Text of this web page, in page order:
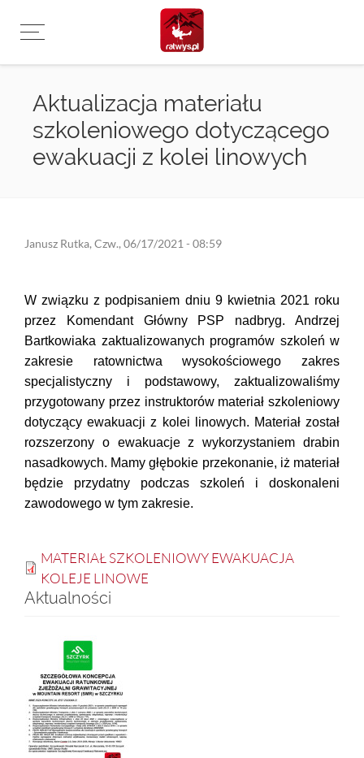
Aktualizacja materiału
szkoleniowego dotyczącego
ewakuacji z kolei linowych
Janusz Rutka, Czw., 06/17/2021 - 08:59
W związku z podpisaniem dniu 9 kwietnia 2021 roku
przez Komendant Główny PSP nadbryg. Andrzej
Bartkowiaka zaktualizowanych programów szkoleń w
zakresie ratownictwa wysokościowego zakres
specjalistyczny i podstawowy, zaktualizowaliśmy
przygotowany przez instruktorów materiał szkoleniowy
dotyczący ewakuacji z kolei linowych. Materiał został
rozszerzony o ewakuacje z wykorzystaniem drabin
nasadkowych. Mamy głębokie przekonanie, iż materiał
będzie przydatny podczas szkoleń i doskonaleni
zawodowego w tym zakresie.
MATERIAŁ SZKOLENIOWY EWAKUACJA
KOLEJE LINOWE
Aktualności